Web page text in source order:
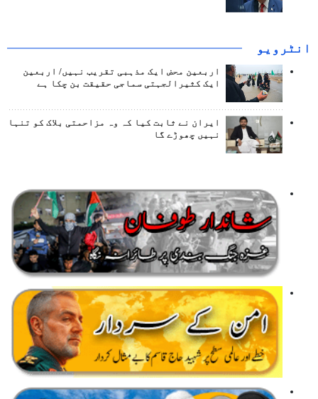
انٹرويو
اربعین محض ایک مذہبی تقریب نہیں/ اربعین
ایک کثیرالجہتی سماجی حقیقت بن چکا ہے
ایران نے ثابت کیا کہ وہ مزاحمتی بلاک کو تنہا
نہیں چھوڑے گا